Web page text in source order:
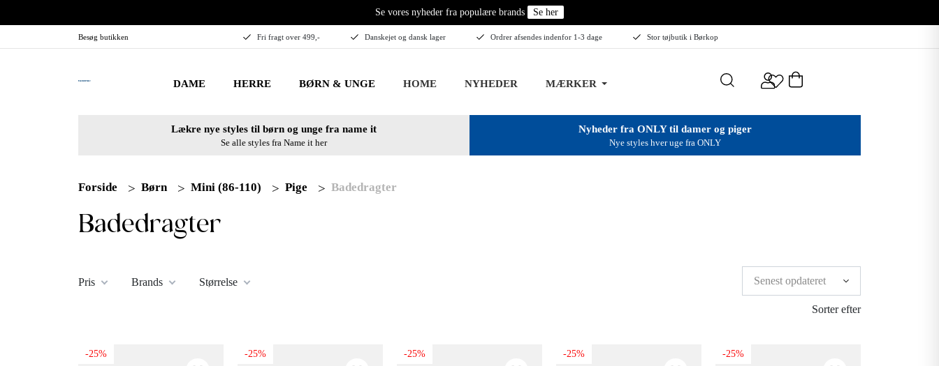
Se vores nyheder fra populære brands Se her
Besøg butikken Fri fragt over 499,- Danskejet og dansk lager Ordrer afsendes indenfor 1-3 dage Stor tøjbutik i Børkop
DAME HERRE BØRN & UNGE HOME NYHEDER MÆRKER
Lækre nye styles til børn og unge fra name it
Se alle styles fra Name it her
Nyheder fra ONLY til damer og piger
Nye styles hver uge fra ONLY
Forside Børn Mini (86-110) Pige Badedragter
Badedragter
Pris Brands Størrelse
Sorter efter
-25% -25% -25% -25% -25%